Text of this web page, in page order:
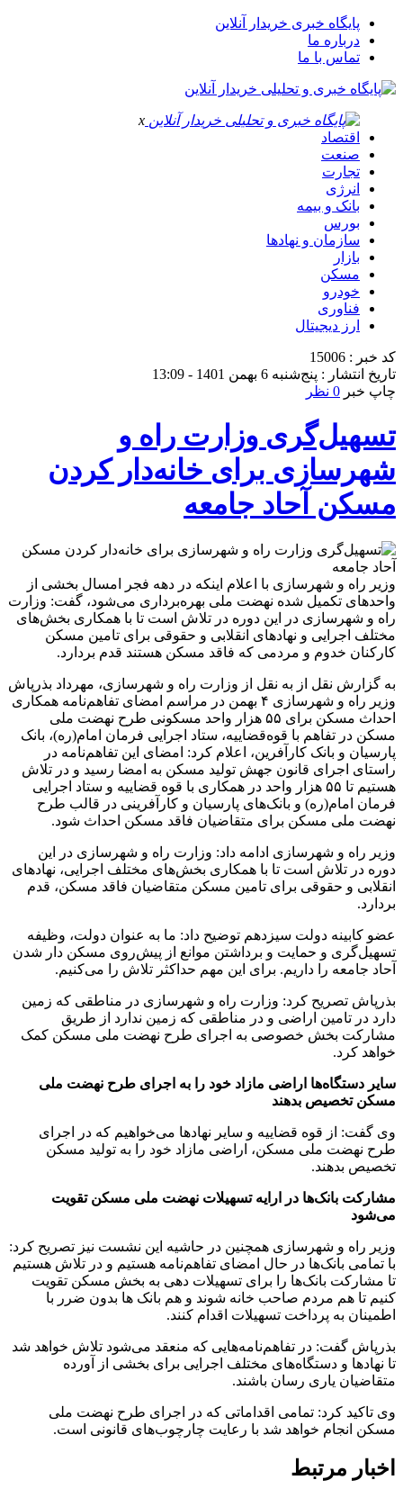
پایگاه خبری خریدار آنلاین
درباره ما
تماس با ما
x
اقتصاد
صنعت
تجارت
انرژی
بانک و بیمه
بورس
سازمان و نهادها
بازار
مسکن
خودرو
فناوری
ارز دیجیتال
کد خبر : 15006
تاریخ انتشار : پنج‌شنبه 6 بهمن 1401 - 13:09
چاپ خبر 0 نظر
تسهیل‌گری وزارت راه و
شهرسازی برای خانه‌دار کردن
مسکن آحاد جامعه
وزیر راه و شهرسازی با اعلام اینکه در دهه فجر امسال بخشی از
واحدهای تکمیل شده نهضت ملی بهره‌برداری می‌شود، گفت: وزارت
راه و شهرسازی در این دوره در تلاش است تا با همکاری بخش‌های
مختلف اجرایی و نهادهای انقلابی و حقوقی برای تامین مسکن
کارکنان خدوم و مردمی که فاقد مسکن هستند قدم بردارد.
به گزارش نقل از به نقل از وزارت راه و شهرسازی، مهرداد بذرپاش
وزیر راه و شهرسازی ۴ بهمن در مراسم امضای تفاهم‌نامه همکاری
احداث مسکن برای ۵۵ هزار واحد مسکونی طرح نهضت ملی
مسکن در تفاهم با قوه‌قضاییه، ستاد اجرایی فرمان امام(ره)، بانک
پارسیان و بانک کارآفرین، اعلام کرد: امضای این تفاهم‌نامه در
راستای اجرای قانون جهش تولید مسکن به امضا رسید و در تلاش
هستیم تا ۵۵ هزار واحد در همکاری با قوه قضاییه و ستاد اجرایی
فرمان امام(ره) و بانک‌های پارسیان و کارآفرینی در قالب طرح
نهضت ملی مسکن برای متقاضیان فاقد مسکن احداث شود.
وزیر راه و شهرسازی ادامه داد: وزارت راه و شهرسازی در این
دوره در تلاش است تا با همکاری بخش‌های مختلف اجرایی، نهادهای
انقلابی و حقوقی برای تامین مسکن متقاضیان فاقد مسکن، قدم
بردارد.
عضو کابینه دولت سیزدهم توضیح داد: ما به عنوان دولت، وظیفه
تسهیل‌گری و حمایت و برداشتن موانع از پیش‌روی مسکن دار شدن
آحاد جامعه را داریم. برای این مهم حداکثر تلاش را می‌کنیم.
بذرپاش تصریح کرد: وزارت راه و شهرسازی در مناطقی که زمین
دارد در تامین اراضی و در مناطقی که زمین ندارد از طریق
مشارکت بخش خصوصی به اجرای طرح نهضت ملی مسکن کمک
خواهد کرد.
سایر دستگاه‌ها اراضی مازاد خود را به اجرای طرح نهضت ملی
مسکن تخصیص بدهند
وی گفت: از قوه قضاییه و سایر نهادها می‌خواهیم که در اجرای
طرح نهضت ملی مسکن، اراضی مازاد خود را به تولید مسکن
تخصیص بدهند.
مشارکت بانک‌ها در ارایه تسهیلات نهضت ملی مسکن تقویت
می‌شود
وزیر راه و شهرسازی همچنین در حاشیه این نشست نیز تصریح کرد:
با تمامی بانک‌ها در حال امضای تفاهم‌نامه هستیم و در تلاش هستیم
تا مشارکت بانک‌ها را برای تسهیلات دهی به بخش مسکن تقویت
کنیم تا هم مردم صاحب خانه شوند و هم بانک ها بدون ضرر با
اطمینان به پرداخت تسهیلات اقدام کنند.
بذرپاش گفت: در تفاهم‌نامه‌هایی که منعقد می‌شود تلاش خواهد شد
تا نهادها و دستگاه‌های مختلف اجرایی برای بخشی از آورده
متقاضیان یاری رسان باشند.
وی تاکید کرد: تمامی اقداماتی که در اجرای طرح نهضت ملی
مسکن انجام خواهد شد با رعایت چارچوب‌های قانونی است.
اخبار مرتبط